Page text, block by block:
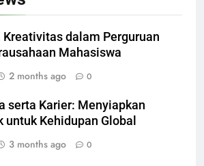
Kreativitas dalam Perguruan
Mahasiswa
2 months ago 0
serta Karier: Menyiapkan
untuk Kehidupan Global
3 months ago 0